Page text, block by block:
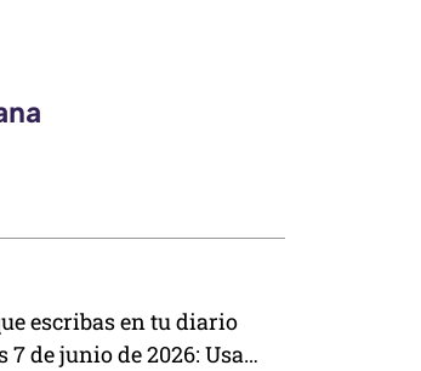
escribas en tu diario
7 de junio de 2026: Usa